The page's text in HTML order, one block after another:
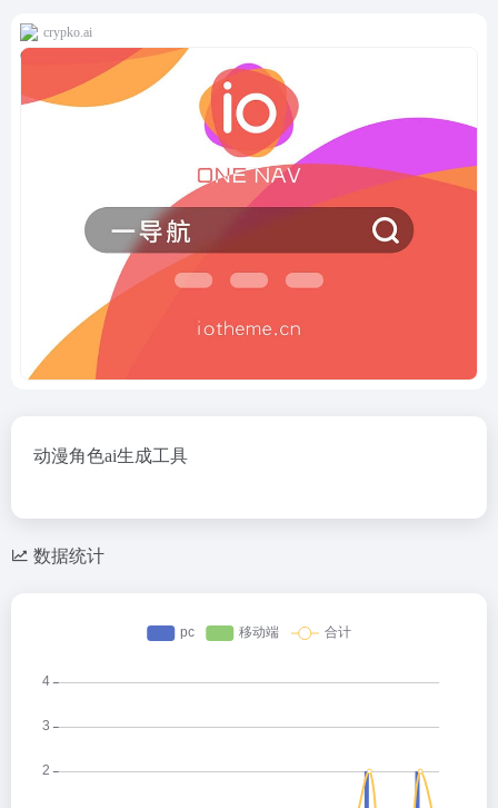
crypko.ai
动漫角色ai生成工具
数据统计